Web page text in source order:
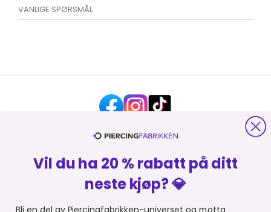
VANLIGE SPØRSMÅL
HJELP OG KONTAKT
OM PIERCINGFABRIKKEN
Vil du ha 20 % rabatt på ditt
neste kjøp? 💎